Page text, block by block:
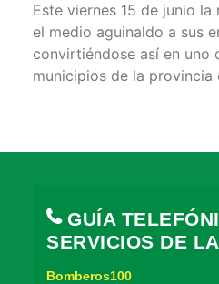
Este viernes 15 de junio
el medio aguinaldo a sus
convirtiéndose así en uno
municipios de la provincia
GUÍA
SERVICIOS DE
Bomberos100